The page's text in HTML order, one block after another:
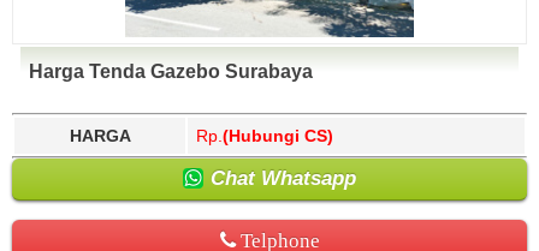
Harga Tenda Gazebo Surabaya
HARGA Rp. (Hubungi CS)
Chat Whatsapp
Telphone